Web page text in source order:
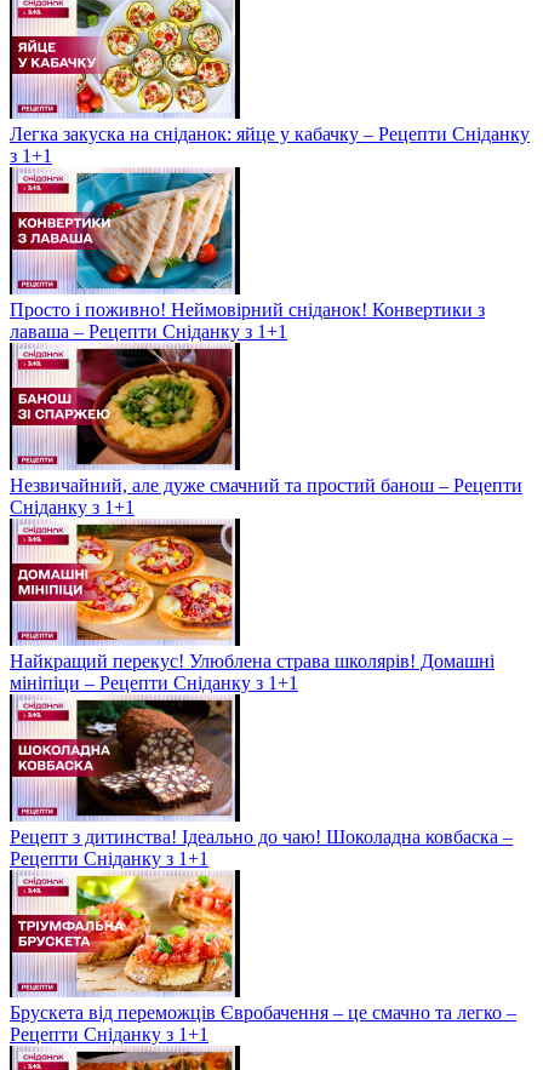
Легка закуска на сніданок: яйце у кабачку – Рецепти Сніданку
з 1+1
Просто і поживно! Неймовірний сніданок! Конвертики з
лаваша – Рецепти Сніданку з 1+1
Незвичайний, але дуже смачний та простий банош – Рецепти
Сніданку з 1+1
Найкращий перекус! Улюблена страва школярів! Домашні
мініпіци – Рецепти Сніданку з 1+1
Рецепт з дитинства! Ідеально до чаю! Шоколадна ковбаска –
Рецепти Сніданку з 1+1
Брускета від переможців Євробачення – це смачно та легко –
Рецепти Сніданку з 1+1